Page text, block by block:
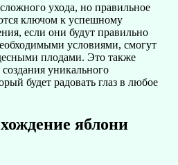
ухода, но правильное
ключом к успешному
если они будут правильно
условиями, смогут
плодами. Это также
уникального
будет радовать глаз в любое
яблони